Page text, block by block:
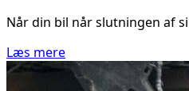
Når din bil når slutningen af
Læs mere